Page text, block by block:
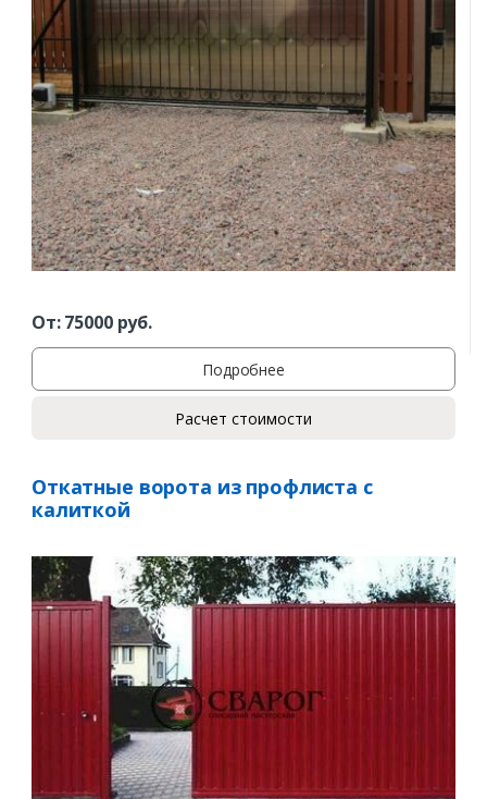
Заказать
Ваше имя*
Ваш телефон*
От:75000руб.
Подробнее
Расчет стоимости
Откатные ворота из профлиста с
калиткой